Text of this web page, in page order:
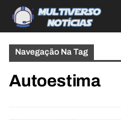
Navegação Na Tag
Autoestima